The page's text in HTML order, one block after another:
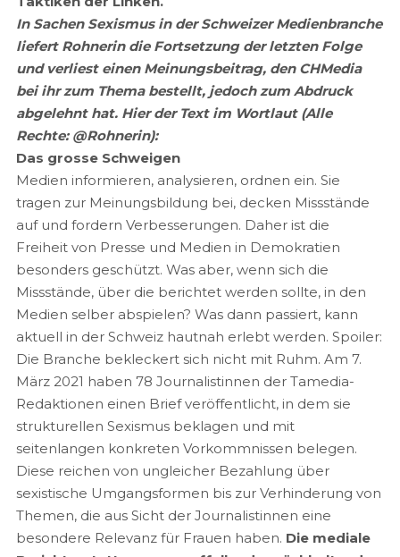
In Sachen Sexismus in der Schweizer Medienbranche
liefert Rohnerin die Fortsetzung der letzten Folge
und verliest einen Meinungsbeitrag, den CHMedia
bei ihr zum Thema bestellt, jedoch zum Abdruck
abgelehnt hat. Hier der Text im Wortlaut (Alle
Rechte: @Rohnerin):
Das grosse Schweigen
Medien informieren, analysieren, ordnen ein. Sie
tragen zur Meinungsbildung bei, decken Missstände
auf und fordern Verbesserungen. Daher ist die
Freiheit von Presse und Medien in Demokratien
besonders geschützt. Was aber, wenn sich die
Missstände, über die berichtet werden sollte, in den
Medien selber abspielen? Was dann passiert, kann
aktuell in der Schweiz hautnah erlebt werden. Spoiler:
Die Branche bekleckert sich nicht mit Ruhm. Am 7.
März 2021 haben 78 Journalistinnen der Tamedia-
Redaktionen einen Brief veröffentlicht, in dem sie
strukturellen Sexismus beklagen und mit
seitenlangen konkreten Vorkommnissen belegen.
Diese reichen von ungleicher Bezahlung über
sexistische Umgangsformen bis zur Verhinderung von
Themen, die aus Sicht der Journalistinnen eine
besondere Relevanz für Frauen haben. Die mediale